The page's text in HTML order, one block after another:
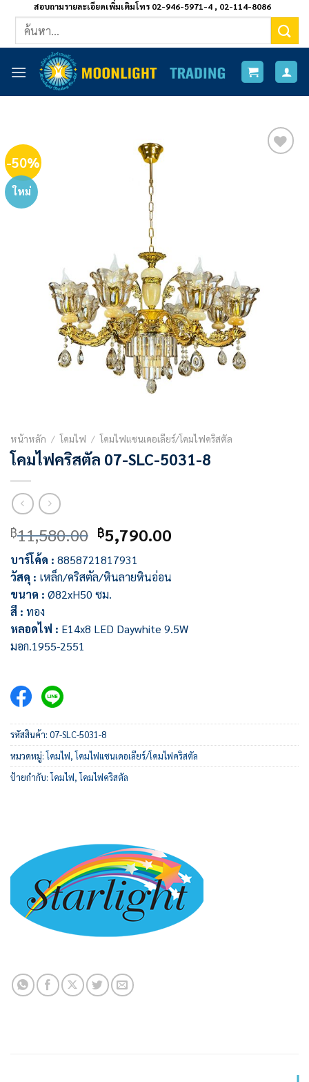
สอบถามรายละเอียดเพิ่มเติมโทร 02-946-5971-4 , 02-114-8086
ค้นหา:
-50%
ใหม่
หน้าหลัก / โคมไฟ / โคมไฟแชนเดอเลียร์/โคมไฟคริสตัล
โคมไฟคริสตัล 07-SLC-5031-8
฿11,580.00 Original
price
was:
฿11,580.00.
฿5,790.00
บาร์โค้ด : 8858721817931
วัสดุ : เหล็ก/คริสตัล/หินลายหินอ่อน
ขนาด : Ø82xH50 ซม.
สี : ทอง
หลอดไฟ : E14x8 LED Daywhite 9.5W
มอก.1955-2551
รหัสสินค้า: 07-SLC-5031-8
หมวดหมู่:โคมไฟ,โคมไฟแชนเดอเลียร์/โคมไฟคริสตัล
ป้ายกำกับ:โคมไฟ,โคมไฟคริสตัล